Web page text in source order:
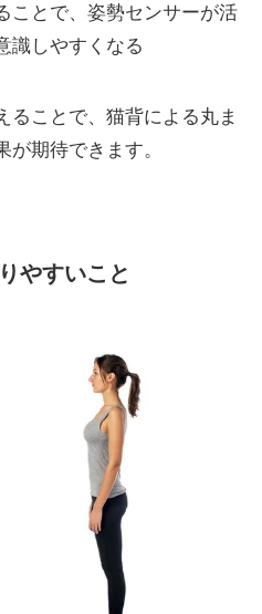
ことで、姿勢センサーが活
識しやすくなる
ることで、猫背による丸ま
期待できます。
やすいこと